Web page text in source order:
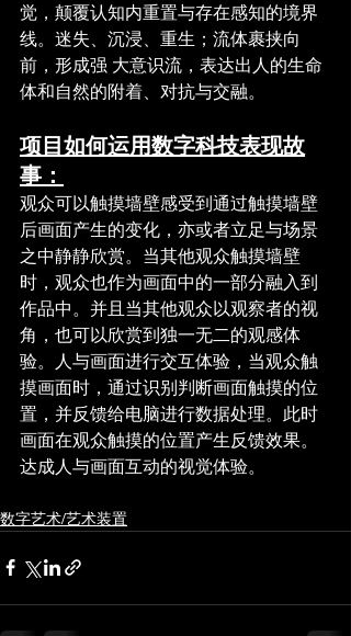
觉，颠覆认知内重置与存在感知的境界
线。迷失、沉浸、重生；流体裹挟向
前，形成强 大意识流，表达出人的生命
体和自然的附着、对抗与交融。
项目如何运用数字科技表现故
事：
观众可以触摸墙壁感受到通过触摸墙壁
后画面产生的变化，亦或者立足与场景
之中静静欣赏。当其他观众触摸墙壁
时，观众也作为画面中的一部分融入到
作品中。并且当其他观众以观察者的视
角，也可以欣赏到独一无二的观感体
验。人与画面进行交互体验，当观众触
摸画面时，通过识别判断画面触摸的位
置，并反馈给电脑进行数据处理。此时
画面在观众触摸的位置产生反馈效果。
达成人与画面互动的视觉体验。
数字艺术/艺术装置